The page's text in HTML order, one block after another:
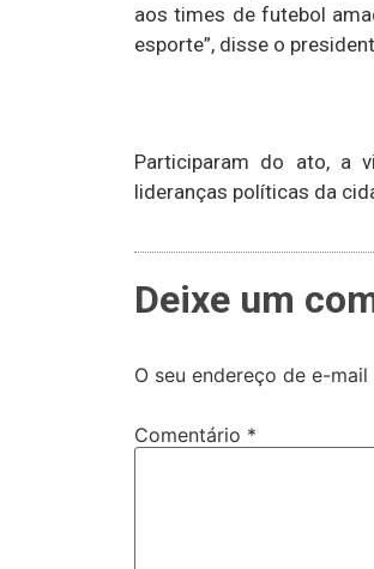
aos times de futebol
esporte”, disse o
Participaram do ato, a
lideranças políticas da
Deixe um
O seu endereço de e-
Comentário *